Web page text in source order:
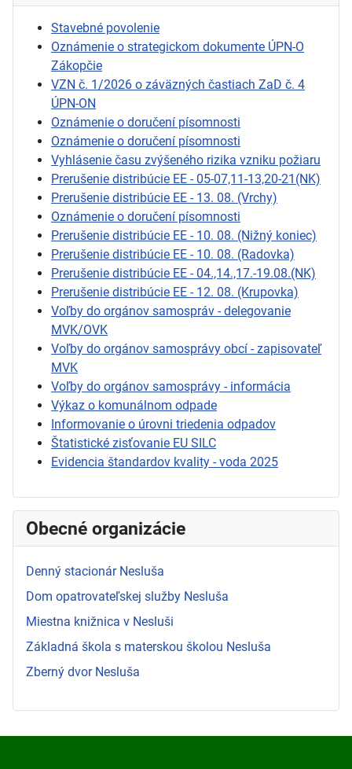
Stavebné povolenie
Oznámenie o strategickom dokumente ÚPN-O
Zákopčie
VZN č. 1/2026 o záväzných častiach ZaD č. 4
ÚPN-ON
Oznámenie o doručení písomnosti
Oznámenie o doručení písomnosti
Vyhlásenie času zvýšeného rizika vzniku požiaru
Prerušenie distribúcie EE - 05-07,11-13,20-21(NK)
Prerušenie distribúcie EE - 13. 08. (Vrchy)
Oznámenie o doručení písomnosti
Prerušenie distribúcie EE - 10. 08. (Nižný koniec)
Prerušenie distribúcie EE - 10. 08. (Radovka)
Prerušenie distribúcie EE - 04.,14.,17.-19.08.(NK)
Prerušenie distribúcie EE - 12. 08. (Krupovka)
Voľby do orgánov samospráv - delegovanie
MVK/OVK
Voľby do orgánov samosprávy obcí - zapisovateľ
MVK
Voľby do orgánov samosprávy - informácia
Výkaz o komunálnom odpade
Informovanie o úrovni triedenia odpadov
Štatistické zisťovanie EU SILC
Evidencia štandardov kvality - voda 2025
Obecné organizácie
Denný stacionár Nesluša
Dom opatrovateľskej služby Nesluša
Miestna knižnica v Nesluši
Základná škola s materskou školou Nesluša
Zberný dvor Nesluša